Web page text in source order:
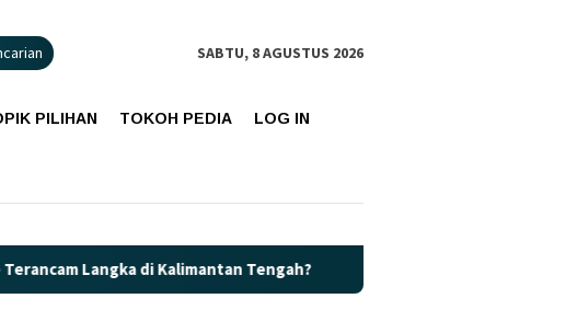
SABTU, 8 AGUSTUS 2026
PILIHAN TOKOH PEDIA LOG IN
Langka di Kalimantan Tengah? Kaget! Harga Pertamax di Kalteng